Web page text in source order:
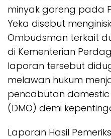
minyak goreng pada
Yeka disebut
Ombudsman terkait
di Kementerian
laporan tersebut
melawan hukum
pencabutan
(DMO) demi
Laporan Hasil